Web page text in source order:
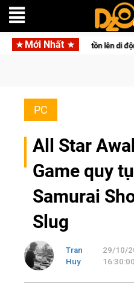
Mới Nhất
sinh tồn lên di động với tên gọi
PC
All Star
Game quy
Samurai
Slug
Tran
Huy
29/10/
16:30:00